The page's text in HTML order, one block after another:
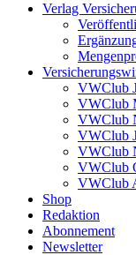
Verlag
VWClub
VWClub
VWClub
VWClub
VWClub
VWClub
VWClub
Shop
Redaktion
Abonnement
Newsletter